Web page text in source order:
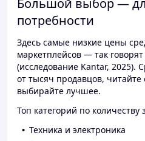
Большой выбор —
потребности
Здесь самые низкие цены
маркетплейсов — так
(исследование Kantar, 2025).
от тысяч продавцов,
выбирайте лучшее.
Топ категорий по количеству
Техника и электроника